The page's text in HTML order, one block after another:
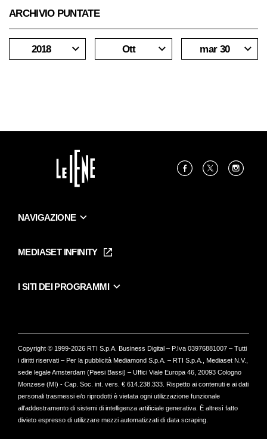
ARCHIVIO PUNTATE
2018 Ott mar 30
NAVIGAZIONE
Tutti i servizi
MEDIASET INFINITY
I SITI DEI PROGRAMMI
Copyright © 1999-2026 RTI S.p.A. Business Digital – P.Iva 03976881007 – Tutti
i diritti riservati – Per la pubblicità Mediamond S.p.A. – RTI S.p.A., Mediaset N.V.,
sede legale Amsterdam (Paesi Bassi) – Uffici Viale Europa 46, 20093 Cologno
Monzese (MI) - Cap. Soc. int. vers. € 614.238.333. Rispetto ai contenuti e ai dati
personali trasmessi e/o riprodotti è vietata ogni utilizzazione funzionale
all'addestramento di sistemi di intelligenza artificiale generativa. È altresì fatto
divieto espresso di utilizzare mezzi automatizzati di data scraping.